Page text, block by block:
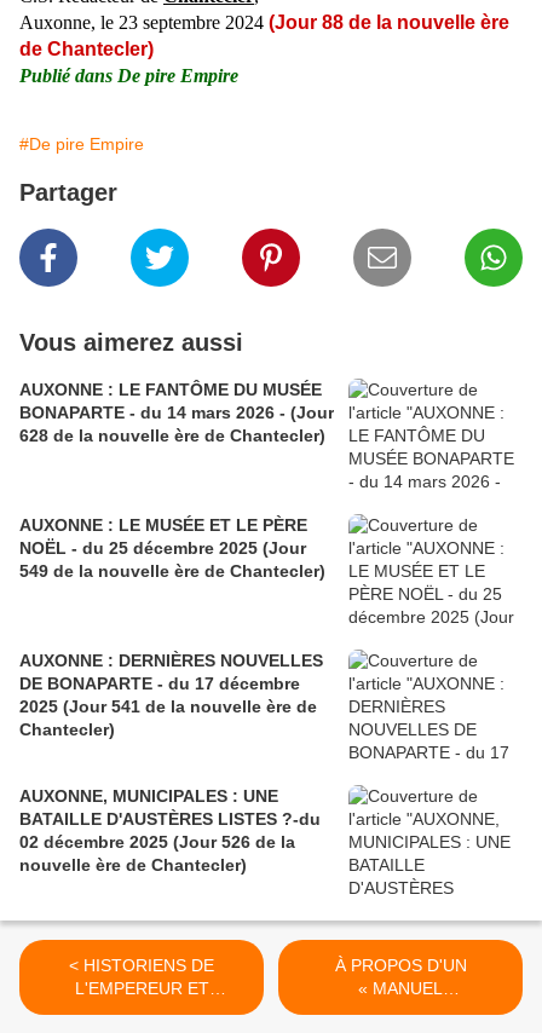
Auxonne, le 23 septembre 2024 (Jour 88 de la nouvelle ère
de Chantecler)
Publié dans De pire Empire
#De pire Empire
Partager
Vous aimerez aussi
AUXONNE : LE FANTÔME DU MUSÉE
BONAPARTE - du 14 mars 2026 - (Jour
628 de la nouvelle ère de Chantecler)
AUXONNE : LE MUSÉE ET LE PÈRE
NOËL - du 25 décembre 2025 (Jour
549 de la nouvelle ère de Chantecler)
AUXONNE : DERNIÈRES NOUVELLES
DE BONAPARTE - du 17 décembre
2025 (Jour 541 de la nouvelle ère de
Chantecler)
AUXONNE, MUNICIPALES : UNE
BATAILLE D'AUSTÈRES LISTES ?-du
02 décembre 2025 (Jour 526 de la
nouvelle ère de Chantecler)
< HISTORIENS DE
L'EMPEREUR ET
COLLECTIONNEURS
À PROPOS D'UN
« MANUEL
D'AUTODÉFENSE